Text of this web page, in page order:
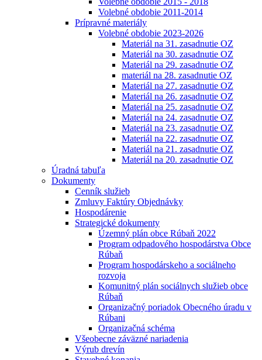
Volebné obdobie 2011-2014
Prípravné materiály
Volebné obdobie 2023-2026
Materiál na 31. zasadnutie OZ
Materiál na 30. zasadnutie OZ
Materiál na 29. zasadnutie OZ
materiál na 28. zasadnutie OZ
Materiál na 27. zasadnutie OZ
Materiál na 26. zasadnutie OZ
Materiál na 25. zasadnutie OZ
Materiál na 24. zasadnutie OZ
Materiál na 23. zasadnutie OZ
Materiál na 22. zasadnutie OZ
Materiál na 21. zasadnutie OZ
Materiál na 20. zasadnutie OZ
Úradná tabuľa
Dokumenty
Cenník služieb
Zmluvy Faktúry Objednávky
Hospodárenie
Strategické dokumenty
Územný plán obce Rúbaň 2022
Program odpadového hospodárstva Obce
Rúbaň
Program hospodárskeho a sociálneho
rozvoja
Komunitný plán sociálnych služieb obce
Rúbaň
Organizačný poriadok Obecného úradu v
Rúbani
Organizačná schéma
Všeobecne záväzné nariadenia
Výrub drevín